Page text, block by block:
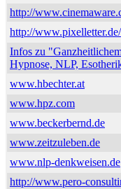
http://
http://www.pixelletter.de/
Infos zu
Hypnose, NLP,
www.hbechter.at
www.hpz.com
www.beckerbernd.de
www.zeitzuleben.de
www.nlp-denkweisen.de
http://www.pero-